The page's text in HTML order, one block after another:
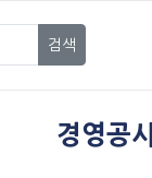
검색
경영공시